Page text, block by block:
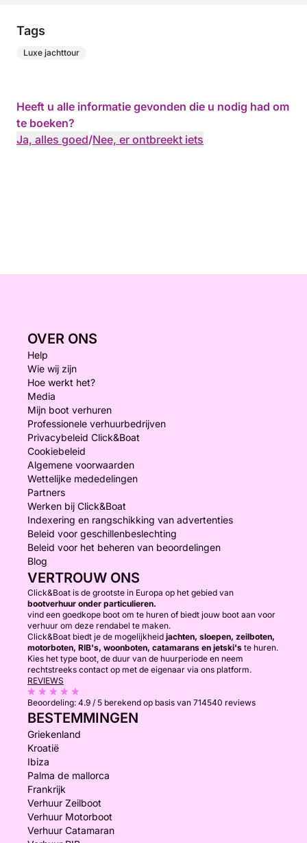
Tags
Luxe jachttour
Heeft u alle informatie gevonden die u nodig had om
te boeken?
Ja, alles goed/Nee, er ontbreekt iets
OVER ONS
Help
Wie wij zijn
Hoe werkt het?
Media
Mijn boot verhuren
Professionele verhuurbedrijven
Privacybeleid Click&Boat
Cookiebeleid
Algemene voorwaarden
Wettelijke mededelingen
Partners
Werken bij Click&Boat
Indexering en rangschikking van advertenties
Beleid voor geschillenbeslechting
Beleid voor het beheren van beoordelingen
Blog
VERTROUW ONS
Click&Boat is de grootste in Europa op het gebied van
bootverhuur onder particulieren.
vind een goedkope boot om te huren of biedt jouw boot aan voor
verhuur om deze rendabel te maken.
Click&Boat biedt je de mogelijkheid jachten, sloepen, zeilboten,
motorboten, RIB's, woonboten, catamarans en jetski's te huren.
Kies het type boot, de duur van de huurperiode en neem
rechtstreeks contact op met de eigenaar via ons platform.
REVIEWS
Beoordeling: 4.9 / 5 berekend op basis van 714540 reviews
BESTEMMINGEN
Griekenland
Kroatië
Ibiza
Palma de mallorca
Frankrijk
Verhuur Zeilboot
Verhuur Motorboot
Verhuur Catamaran